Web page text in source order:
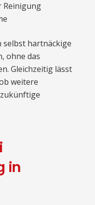
Reinigung
selbst hartnäckige
ohne das
Gleichzeitig lässt
weitere
in